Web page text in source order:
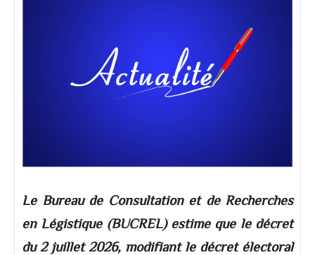
Le Bureau de Consultation et de Recherches
en Légistique (BUCREL) estime que le décret
du 2 juillet 2026, modifiant le décret électoral